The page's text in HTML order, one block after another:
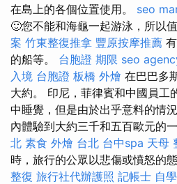
在島上的各個位置使用。 seo
🙂您不能和海龜一起游泳，所以
案 竹東整復推拿 豐原按摩推薦
的船等。 台胞證 期限 seo
入境 台胞證 板橋 外燴 在巴巴多
大約。 印尼，菲律賓和中國員工
中睡覺，但是由於出乎意料的情
內體驗到大約三千和五百歐元的
北 素食 外燴 台北 台中spa 天母
時，旅行的公眾以悲傷或憤怒的
整復 旅行社代辦護照 記帳士 自學